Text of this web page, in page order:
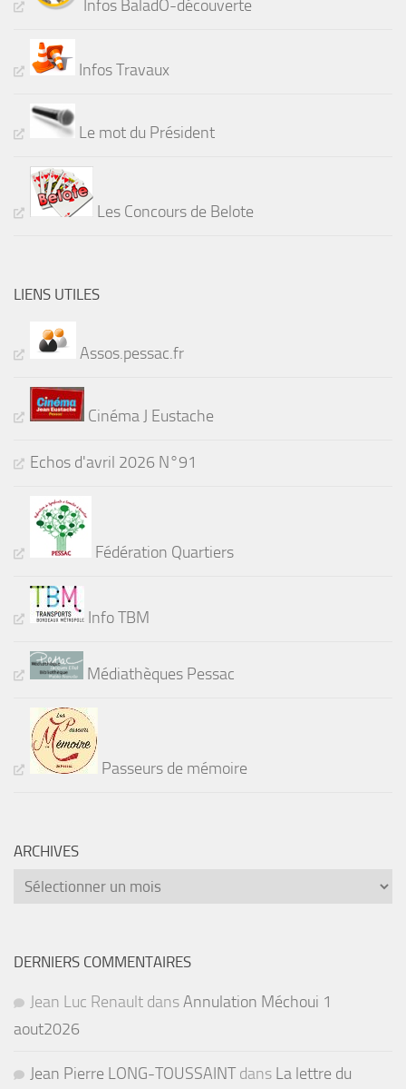
Infos BaladÔ-découverte
Infos Travaux
Le mot du Président
Les Concours de Belote
LIENS UTILES
Assos.pessac.fr
Cinéma J Eustache
Echos d'avril 2026 N°91
Fédération Quartiers
Info TBM
Médiathèques Pessac
Passeurs de mémoire
ARCHIVES
Archives
DERNIERS COMMENTAIRES
Jean Luc Renault dansAnnulation Méchoui 1
aout2026
Jean Pierre LONG-TOUSSAINTdans La lettre du